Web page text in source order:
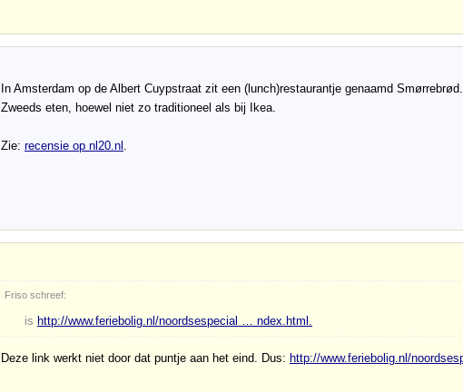
In Amsterdam op de Albert Cuypstraat zit een (lunch)restaurantje genaamd
Zweeds eten, hoewel niet zo traditioneel als bij Ikea.
Zie: recensie op nl20.nl
Friso schreef:
is http://www.feriebolig.nl/noordsespecial … ndex.html.
Deze link werkt niet door dat puntje aan het eind. Dus: http://www.feriebolig.nl/